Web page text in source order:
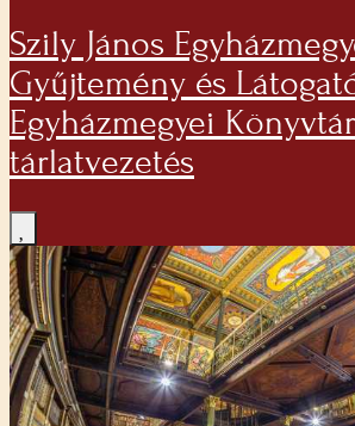
Szily János
Gyűjtemény és
Egyházmegyei
tárlatvezetés